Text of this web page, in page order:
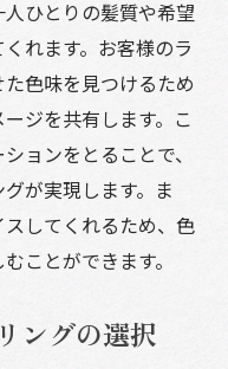
ひとりの髪質や希望
れます。お客様のラ
色味を見つけるため
ジを共有します。こ
ョンをとることで、
が実現します。ま
してくれるため、色
ことができます。
ングの選択